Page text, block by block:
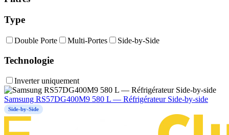
Type
Double Porte Multi-Portes Side-by-Side
Technologie
Inverter uniquement
Samsung RS57DG400M9 580 L — Réfrigérateur Side-by-side
Side-by-Side